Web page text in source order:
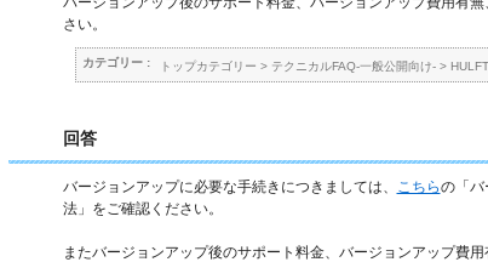
さい。
カテゴリー : トップカテゴリー > テクニカルFAQ-一般公開向け->
回答
バージョンアップに必要な手続きにつきましては、 こちらの「バ
法」をご確認ください。
またバージョンアップ後のサポート料金、バージョンアップ費